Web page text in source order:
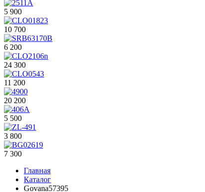
5 900
10 700
6 200
24 300
11 200
20 200
5 500
3 800
7 300
Главная
Каталог
Govana57395